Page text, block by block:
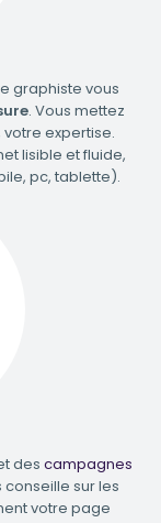
graphiste vous
. Vous mettez
expertise.
lisible et fluide,
pc, tablette).
des campagnes
sur les
votre page